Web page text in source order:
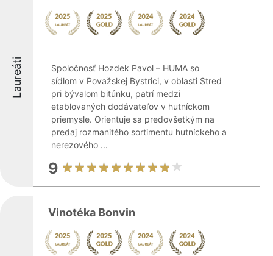
Laureáti
Spoločnosť Hozdek Pavol – HUMA so
sídlom v Považskej Bystrici, v oblasti Stred
pri bývalom bitúnku, patrí medzi
etablovaných dodávateľov v hutníckom
priemysle. Orientuje sa predovšetkým na
predaj rozmanitého sortimentu hutníckeho a
nerezového ...
9
Vinotéka Bonvin